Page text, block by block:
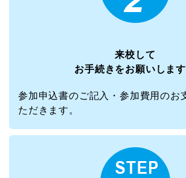
来校して
お手続きをお願いします
参加申込書のご記入・参加費用のお
ただきます。